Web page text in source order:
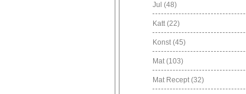
Jul (48)
Katt (22)
Konst (45)
Mat (103)
Mat Recept (32)